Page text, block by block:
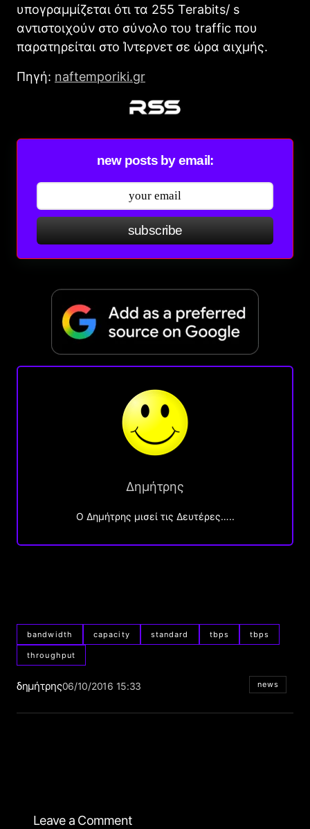
υπογραμμίζεται ότι τα 255 Terabits/ s
αντιστοιχούν στο σύνολο του traffic που
παρατηρείται στο Ίντερνετ σε ώρα αιχμής.
Πηγή: naftemporiki.gr
new posts by email:
subscribe
Δημήτρης
O Δημήτρης μισεί τις Δευτέρες…..
bandwidth capacity standard tbps tbps
throughput
δημήτρης06/10/2016 15:33 news
Leave a Comment